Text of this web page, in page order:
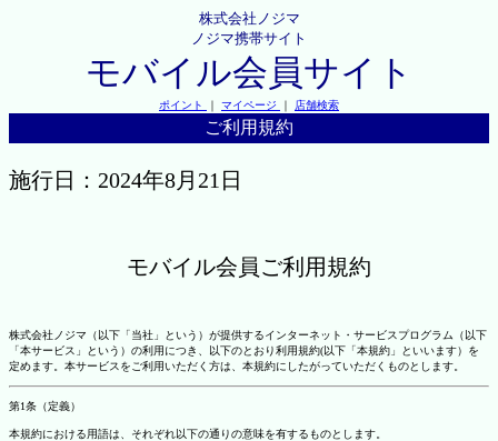
株式会社ノジマ
ノジマ携帯サイト
モバイル会員サイト
ポイント ｜ マイページ ｜ 店舗検索
ご利用規約
施行日：2024年8月21日
モバイル会員ご利用規約
株式会社ノジマ（以下「当社」という）が提供するインターネット・サービスプログラム（以下
「本サービス」という）の利用につき、以下のとおり利用規約(以下「本規約」といいます）を
定めます。本サービスをご利用いただく方は、本規約にしたがっていただくものとします。
第1条（定義）
本規約における用語は、それぞれ以下の通りの意味を有するものとします。